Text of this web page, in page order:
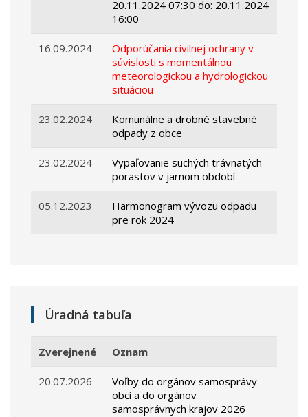
20.11.2024 07:30 do: 20.11.2024
16:00
16.09.2024
Odporúčania civilnej ochrany v
súvislosti s momentálnou
meteorologickou a hydrologickou
situáciou
23.02.2024
Komunálne a drobné stavebné
odpady z obce
23.02.2024
Vypaľovanie suchých trávnatých
porastov v jarnom období
05.12.2023
Harmonogram vývozu odpadu
pre rok 2024
Úradná tabuľa
Zverejnené Oznam
20.07.2026
Voľby do orgánov samosprávy
obcí a do orgánov
samosprávnych krajov 2026